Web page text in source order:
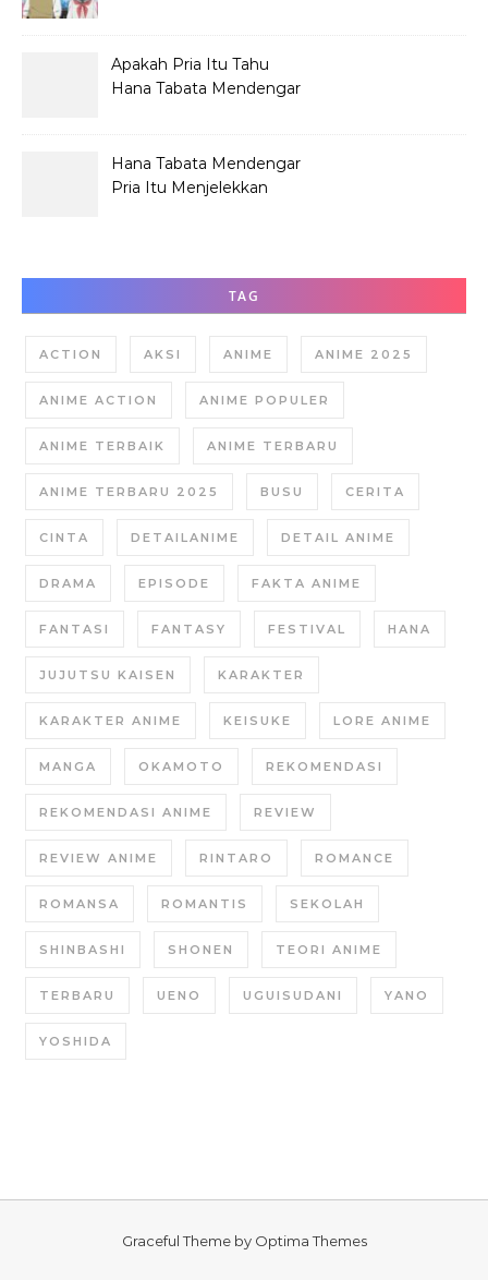
Apakah Pria Itu Tahu
Hana Tabata Mendengar
Hana Tabata Mendengar
Pria Itu Menjelekkan
TAG
ACTION AKSI ANIME ANIME 2025
ANIME ACTION ANIME POPULER
ANIME TERBAIK ANIME TERBARU
ANIME TERBARU 2025 BUSU CERITA
CINTA DETAILANIME DETAIL ANIME
DRAMA EPISODE FAKTA ANIME
FANTASI FANTASY FESTIVAL HANA
JUJUTSU KAISEN KARAKTER
KARAKTER ANIME KEISUKE LORE ANIME
MANGA OKAMOTO REKOMENDASI
REKOMENDASI ANIME REVIEW
REVIEW ANIME RINTARO ROMANCE
ROMANSA ROMANTIS SEKOLAH
SHINBASHI SHONEN TEORI ANIME
TERBARU UENO UGUISUDANI YANO
YOSHIDA
Graceful Theme by Optima Themes